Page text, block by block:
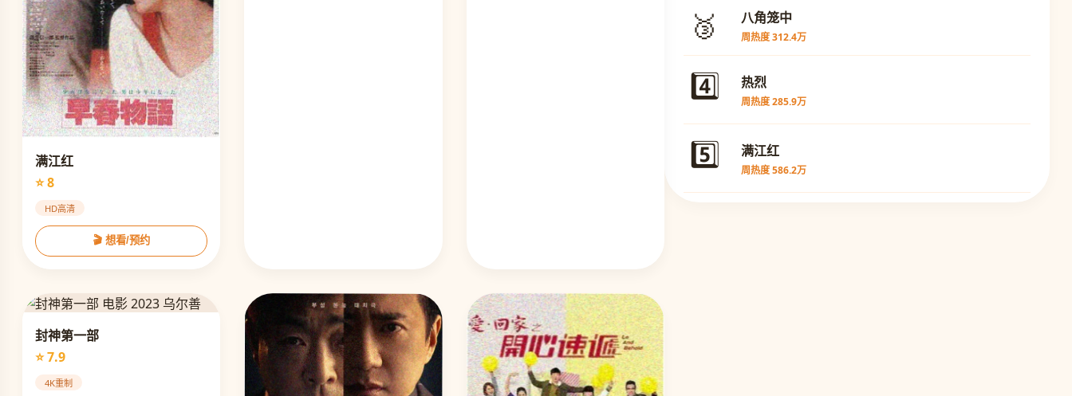
满江红
⭐ 8
HD高清
🎬 想看/预约
封神第一部
⭐ 7.9
4K重制
🥉 八角笼中
周热度 312.4万
4️⃣ 热烈
周热度 285.9万
5️⃣ 满江红
周热度 586.2万